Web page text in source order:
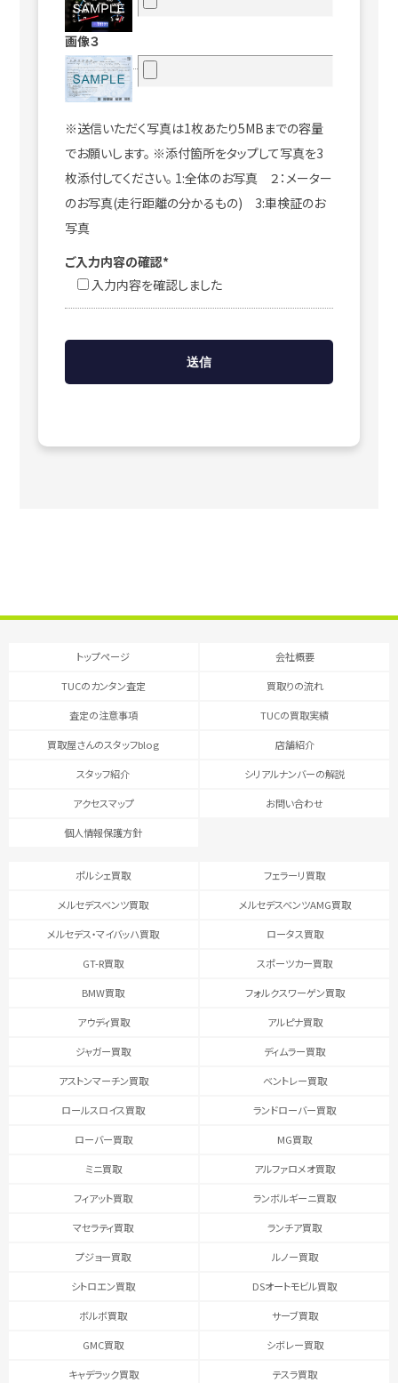
画像３
※送信いただく写真は1枚あたり5MBまでの容量
でお願いします。 ※添付箇所をタップして写真を3
枚添付してください。 1:全体のお写真 ２：メーター
のお写真(走行距離の分かるもの) 3:車検証のお
写真
ご入力内容の確認*
入力内容を確認しました
トップページ 会社概要
TUCのカンタン査定 買取りの流れ
査定の注意事項 TUCの買取実績
買取屋さんのスタッフblog 店舗紹介
スタッフ紹介 シリアルナンバーの解説
アクセスマップ お問い合わせ
個人情報保護方針
ポルシェ買取 フェラーリ買取
メルセデスベンツ買取 メルセデスベンツAMG買取
メルセデス・マイバッハ買取 ロータス買取
GT-R買取 スポーツカー買取
BMW買取 フォルクスワーゲン買取
アウディ買取 アルピナ買取
ジャガー買取 ディムラー買取
アストンマーチン買取 ベントレー買取
ロールスロイス買取 ランドローバー買取
ローバー買取 MG買取
ミニ買取 アルファロメオ買取
フィアット買取 ランボルギーニ買取
マセラティ買取 ランチア買取
プジョー買取 ルノー買取
シトロエン買取 DSオートモビル買取
ボルボ買取 サーブ買取
GMC買取 シボレー買取
キャデラック買取 テスラ買取